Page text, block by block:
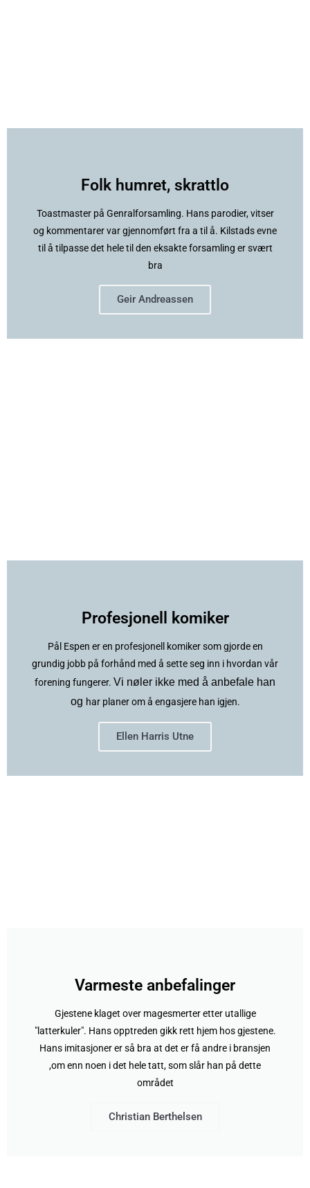
Folk humret, skrattlo
Toastmaster på Genralforsamling. Hans parodier, vitser
og kommentarer var gjennomført fra a til å. Kilstads evne
til å tilpasse det hele til den eksakte forsamling er svært
bra
Geir Andreassen
Profesjonell komiker
Pål Espen er en profesjonell komiker som gjorde en
grundig jobb på forhånd med å sette seg inn i hvordan vår
forening fungerer. Vi nøler ikke med å anbefale han
og har planer om å engasjere han igjen.
Ellen Harris Utne
Varmeste anbefalinger
Gjestene klaget over magesmerter etter utallige
"latterkuler". Hans opptreden gikk rett hjem hos gjestene.
Hans imitasjoner er så bra at det er få andre i bransjen
,om enn noen i det hele tatt, som slår han på dette
området
Christian Berthelsen